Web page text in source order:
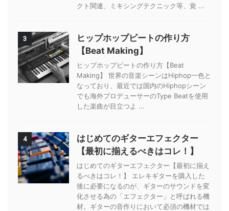
クト関連、ミキシングテクニック等、覚 ...
3
ヒップホップビートの作り方
【Beat Making】
ヒップホップビートの作り方【Beat
Making】 世界の音楽シーンはHiphop一色と
なっており、最近では国内のHiphopシーン
でも海外プロデューサーのType Beatを使用
した楽曲が目立つよ ...
4
はじめてのギターエフェクター
【最初に揃えるべきはコレ！】
はじめてのギターエフェクター【最初に揃え
るべきはコレ！】 エレキギターを購入した
後に必要になるのが、ギターのサウンドを変
化させる為の「エフェクター」と呼ばれる機
材。ギターの音作りにおいて必須の機材では